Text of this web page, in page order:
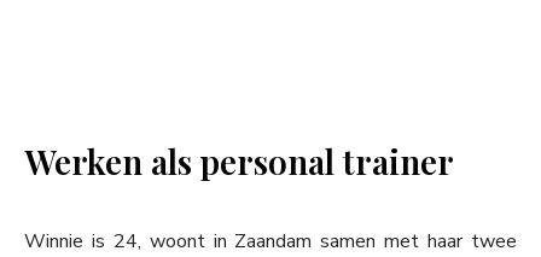
Werken als personal trainer
Winnie is 24, woont in Zaandam samen met haar twee